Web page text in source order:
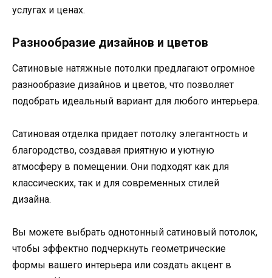
услугах и ценах.
Разнообразие дизайнов и цветов
Сатиновые натяжные потолки предлагают огромное
разнообразие дизайнов и цветов, что позволяет
подобрать идеальный вариант для любого интерьера.
Сатиновая отделка придает потолку элегантность и
благородство, создавая приятную и уютную
атмосферу в помещении. Они подходят как для
классических, так и для современных стилей
дизайна.
Вы можете выбрать однотонный сатиновый потолок,
чтобы эффектно подчеркнуть геометрические
формы вашего интерьера или создать акцент в